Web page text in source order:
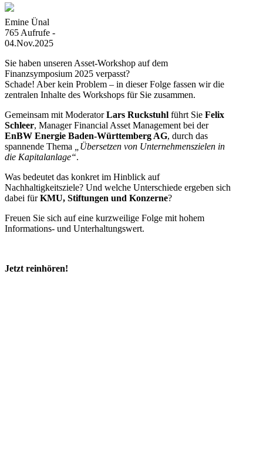
Emine Ünal
765 Aufrufe -
04.Nov.2025
Sie haben unseren Asset-Workshop auf dem
Finanzsymposium 2025 verpasst?
Schade! Aber kein Problem – in dieser Folge fassen wir die
zentralen Inhalte des Workshops für Sie zusammen.
Gemeinsam mit ModeratorLars Ruckstuhl führt Sie Felix
Schleer, Manager Financial Asset Management bei der
EnBW Energie Baden-Württemberg AG, durch das
spannende Thema
„Übersetzen von Unternehmenszielen in
die Kapitalanlage“.
Was bedeutet das konkret im Hinblick auf
Nachhaltigkeitsziele? Und welche Unterschiede ergeben sich
dabei fürKMU, Stiftungen und Konzerne?
Freuen Sie sich auf eine kurzweilige Folge mit hohem
Informations- und Unterhaltungswert.
Jetzt reinhören!